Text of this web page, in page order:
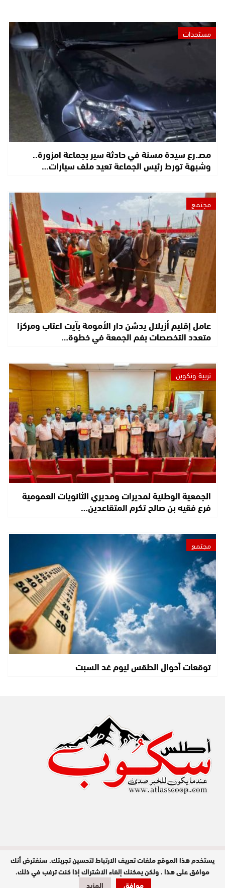
مستجدات
مصـ.رع سيدة مسنة في حادثة سير بجماعة امزورة..
وشبهة تورط رئيس الجماعة تعيد ملف سيارات…
مجتمع
عامل إقليم أزيلال يدشن دار الأمومة بآيت اعتاب ومركزا
متعدد التخصصات بفم الجمعة في خطوة…
تربية وتكوين
الجمعية الوطنية لمديرات ومديري الثانويات العمومية
فرع فقيه بن صالح تكرم المتقاعدين…
مجتمع
توقعات أحوال الطقس ليوم غد السبت
مدير النشر : عبد الله عزي / جميع الحقوق
محفوظة © 2026
تصميم وبرمجة
يستخدم هذا الموقع ملفات تعريف الارتباط لتحسين تجربتك. سنفترض أنك
موافق على هذا ، ولكن يمكنك إلغاء الاشتراك إذا كنت ترغب في ذلك.
موافق
المزيد